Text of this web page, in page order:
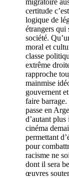
certitude
logique de
étrangers qui
société.
moral et
classe
extrême
rapproche
mainmise
gouvernent
faire
passe en
d’autant
cinéma
permettant
pour
racisme ne
dont il sera
œuvres